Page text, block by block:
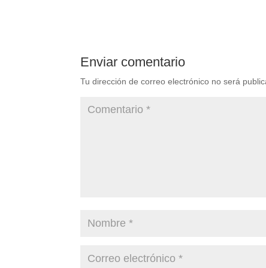
Enviar comentario
Tu dirección de correo electrónico no será